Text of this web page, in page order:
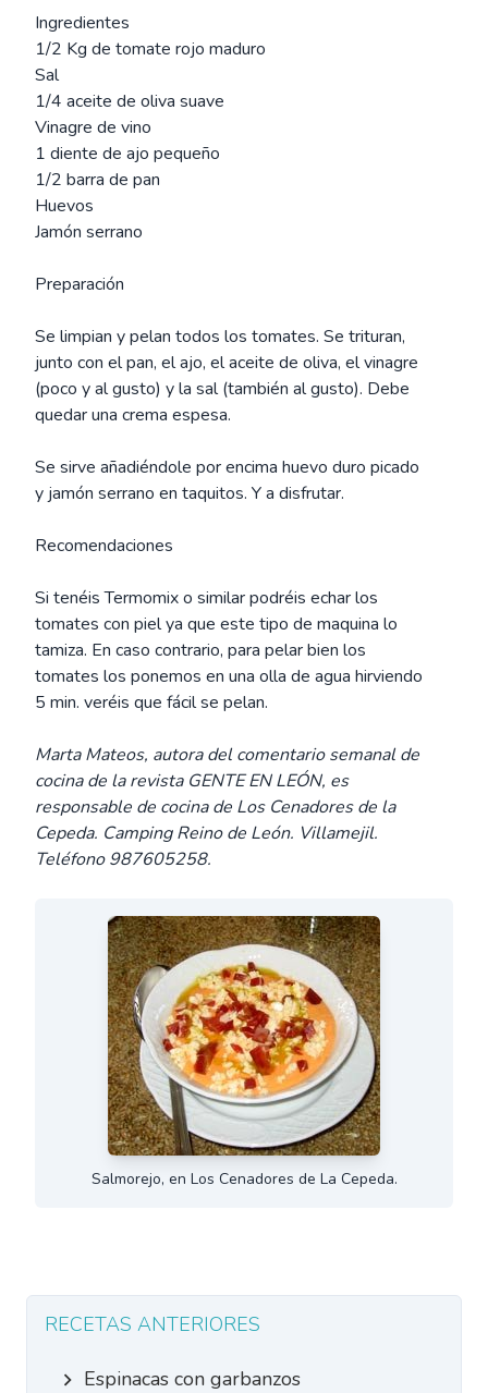
Ingredientes
1/2 Kg de tomate rojo maduro
Sal
1/4 aceite de oliva suave
Vinagre de vino
1 diente de ajo pequeño
1/2 barra de pan
Huevos
Jamón serrano
Preparación
Se limpian y pelan todos los tomates. Se trituran,
junto con el pan, el ajo, el aceite de oliva, el vinagre
(poco y al gusto) y la sal (también al gusto). Debe
quedar una crema espesa.
Se sirve añadiéndole por encima huevo duro picado
y jamón serrano en taquitos. Y a disfrutar.
Recomendaciones
Si tenéis Termomix o similar podréis echar los
tomates con piel ya que este tipo de maquina lo
tamiza. En caso contrario, para pelar bien los
tomates los ponemos en una olla de agua hirviendo
5 min. veréis que fácil se pelan.
Marta Mateos, autora del comentario semanal de
cocina de la revista GENTE EN LEÓN, es
responsable de cocina de Los Cenadores de la
Cepeda. Camping Reino de León. Villamejil.
Teléfono 987605258.
Salmorejo, en Los Cenadores de La Cepeda.
RECETAS ANTERIORES
Espinacas con garbanzos